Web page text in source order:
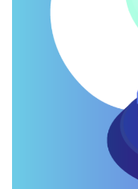
desenvolvida
pelo Consórcio
iX-FUPAI-
FAPEPE, com o
apoio do BID e
do Fundo
Especial Japonês
e atualizada com